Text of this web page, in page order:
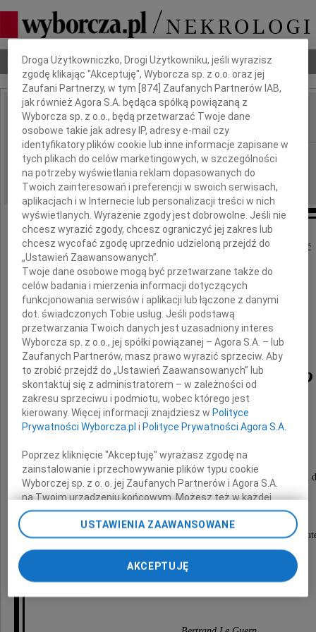
Nekrologi Odeszli Poradnik pogrzebowy
IMIĘ I NAZWISKO: Maciej Płażyński
REGION: cała Polska
DATA EMISJI: 14.04.2010
Z wielkim żalem i smutkiem pragnę pożegnać
Macieja Płażyńskiego
Posła na Sejm Rzeczypospolitej Polskiej
wieloletniego Marszałka Sejmu, Osoby inspirującej innych
Jego zbyt szybkie odejście pozostawi pustkę i
Cześć Jego pamięci.
Dbamy o Twoją prywatność
Droga Użytkowniczko, Drogi Użytkowniku, jeśli wyrazisz
zgodę klikając "Akceptuję", Wyborcza sp. z o.o. oraz jej
Zaufani Partnerzy, w tym [874 ] Zaufanych Partnerów IAB,
jak również Agora S.A. będąca spółką powiązaną z
Wyborcza sp. z o.o., będą przetwarzać Twoje dane
osobowe takie jak adresy IP, adresy e-mail czy
identyfikatory plików cookie lub inne informacje zapisane w
tych plikach do celów marketingowych, w szczególności
na potrzeby wyświetlania reklam dopasowanych do
Twoich zainteresowań i preferencji w swoich serwisach,
aplikacjach i w Internecie lub personalizacji treści w nich
wyświetlanych. Wyrażenie zgody jest dobrowolne. Jeśli nie
chcesz wyrazić zgody, chcesz ograniczyć jej zakres lub
chcesz wycofać zgodę uprzednio udzieloną przejdź do
„Ustawień Zaawansowanych”.
Twoje dane osobowe mogą być przetwarzane także do
celów badania i mierzenia informacji dotyczących
funkcjonowania serwisów i aplikacji lub łączone z danymi
dot. świadczonych Tobie usług. Jeśli podstawą
przetwarzania Twoich danych jest uzasadniony interes
Wyborcza sp. z o.o., jej spółki powiązanej – Agora S.A. – lub
Zaufanych Partnerów, masz prawo wyrazić sprzeciw. Aby
to zrobić przejdź do „Ustawień Zaawansowanych” lub
skontaktuj się z administratorem – w zależności od
zakresu sprzeciwu i podmiotu, wobec którego jest
kierowany. Więcej informacji znajdziesz w Polityce
Prywatności Wyborcza.pl i Polityce Prywatności Agora S.A.
Poprzez kliknięcie "Akceptuję" wyrażasz zgodę na
zainstalowanie i przechowywanie plików typu cookie
Wyborczej sp. z o. o. jej Zaufanych Partnerów i Agora S.A.
na Twoim urządzeniu końcowym. Możesz też w każdej
chwili zmienić swoje preferencje dot. plików cookie,
ponownie wywołując narzędzie do zarządzania Twoimi
preferencjami dot. przetwarzania danych poprzez
odnośnik „Ustawienia prywatności” w stopce serwisu i
przechodząc do sekcji „Ustawienia zaawansowane”.
Zmiana ustawień plików cookie możliwa jest także za
pomocą ustawień przeglądarki.
My, nasi Zaufani Partnerzy i Agora S.A. możemy
USTAWIENIA ZAAWANSOWANE
AKCEPTUJĘ